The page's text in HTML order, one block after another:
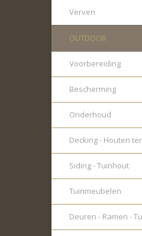
Verven
OUTDOOR
Voorbereiding
Bescherming
Onderhoud
Decking - Houten
Siding - Tuinhout
Tuinmeubelen
Deuren - Ramen -